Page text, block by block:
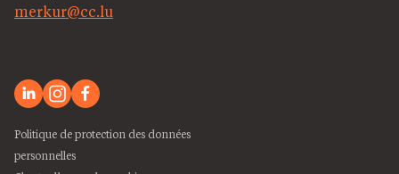
merkur@cc.lu
Politique de protection des données
personnelles